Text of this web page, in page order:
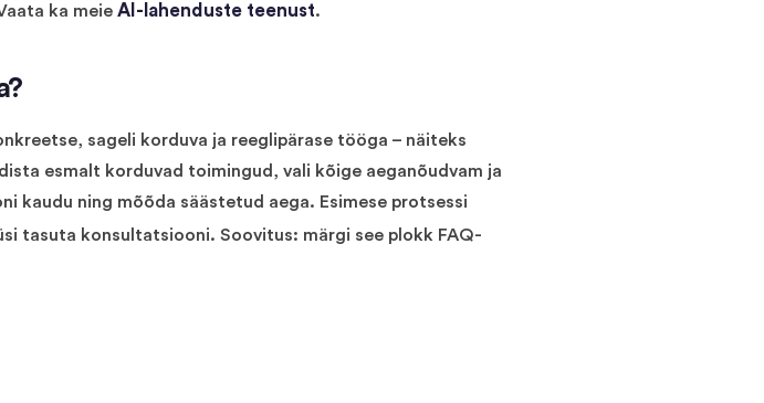
ka meie AI-lahenduste teenust.
sageli korduva ja reeglipärase tööga – näiteks
esmalt korduvad toimingud, vali kõige aeganõudvam ja
kaudu ning mõõda säästetud aega. Esimese protsessi
tasuta konsultatsiooni. Soovitus: märgi see plokk FAQ-